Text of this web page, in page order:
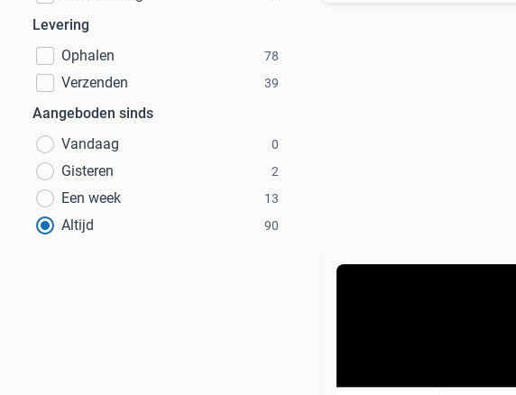
Levering
Ophalen
78
Verzenden 39
Aangeboden sinds
Vandaag
0
Gisteren 2
Een week 13
Altijd 90